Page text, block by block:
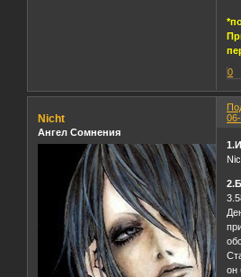
0
Nicht
Ангел Сомнения
он